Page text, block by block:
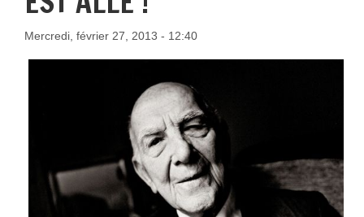
Mercredi, février 27, 2013 - 12:40